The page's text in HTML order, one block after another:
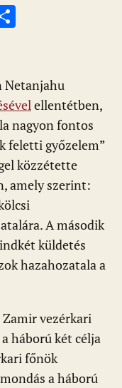
m
e
g
Netanjahu
ellentétben,
nagyon fontos
feletti győzelem”
közzétette
amely szerint:
A második
küldetés
hazahozatala a
vezérkari
háború két célja
főnök
a háború